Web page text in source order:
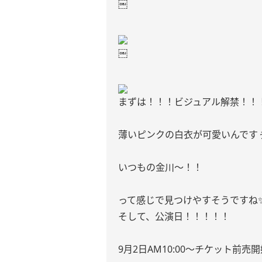
￼
￼
まずは！！！ビジュアル解禁！！
薄いピンクの白衣が可愛いんです
いつもの金川〜！！
って感じで見つけやすそうですね
そして、公演日！！！！！
9月2日AM10:00〜チケット前売開